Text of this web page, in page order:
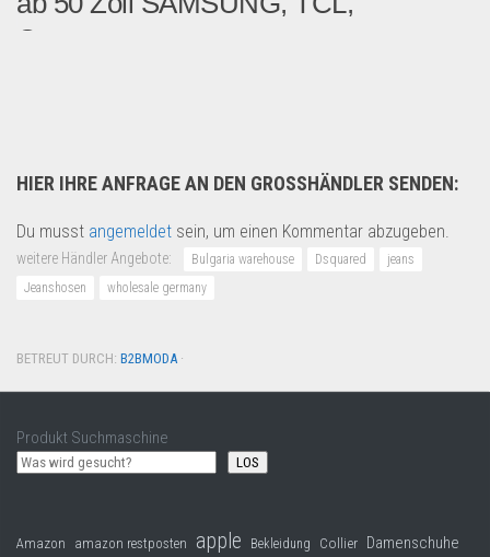
Cecotec,...
HIER IHRE ANFRAGE AN DEN GROSSHÄNDLER SENDEN:
Du musst angemeldet sein, um einen Kommentar abzugeben.
weitere Händler Angebote: Bulgaria warehouse Dsquared
jeans
Jeanshosen
wholesale germany
BETREUT DURCH: B2BMODA ·
Produkt Suchmaschine
LOS
Amazon amazon restposten apple Bekleidung Collier Damenschuhe